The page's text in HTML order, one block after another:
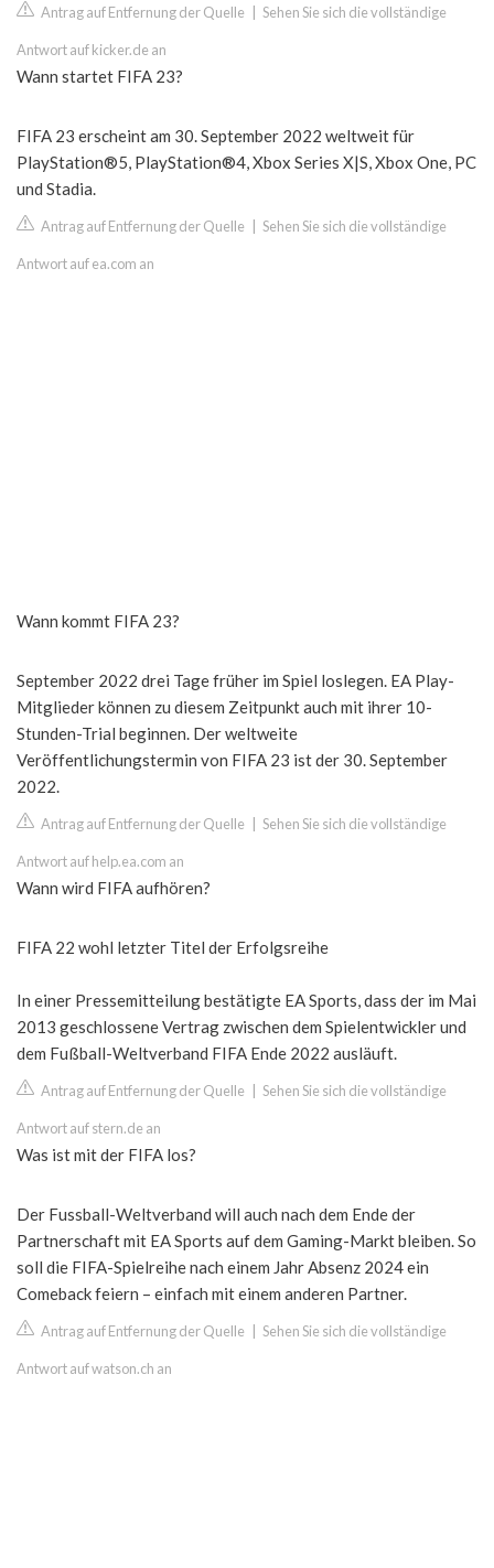
Antrag auf Entfernung der Quelle Sehen Sie sich die vollständige
Antwort auf kicker.de an
Wann startet FIFA 23?
FIFA 23 erscheint am 30. September 2022 weltweit für
PlayStation®5, PlayStation®4, Xbox Series X|S, Xbox One, PC
und Stadia.
Antrag auf Entfernung der Quelle Sehen Sie sich die vollständige
Antwort auf ea.com an
Wann kommt FIFA 23?
September 2022 drei Tage früher im Spiel loslegen. EA Play-
Mitglieder können zu diesem Zeitpunkt auch mit ihrer 10-
Stunden-Trial beginnen. Der weltweite
Veröffentlichungstermin von FIFA 23 ist der 30. September
2022.
Antrag auf Entfernung der Quelle Sehen Sie sich die vollständige
Antwort auf help.ea.com an
Wann wird FIFA aufhören?
FIFA 22 wohl letzter Titel der Erfolgsreihe
In einer Pressemitteilung bestätigte EA Sports, dass der im Mai
2013 geschlossene Vertrag zwischen dem Spielentwickler und
dem Fußball-Weltverband FIFA Ende 2022 ausläuft.
Antrag auf Entfernung der Quelle Sehen Sie sich die vollständige
Antwort auf stern.de an
Was ist mit der FIFA los?
Der Fussball-Weltverband will auch nach dem Ende der
Partnerschaft mit EA Sports auf dem Gaming-Markt bleiben. So
soll die FIFA-Spielreihe nach einem Jahr Absenz 2024 ein
Comeback feiern – einfach mit einem anderen Partner.
Antrag auf Entfernung der Quelle Sehen Sie sich die vollständige
Antwort auf watson.ch an